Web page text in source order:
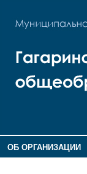
ОБ ОРГАНИЗАЦИИ